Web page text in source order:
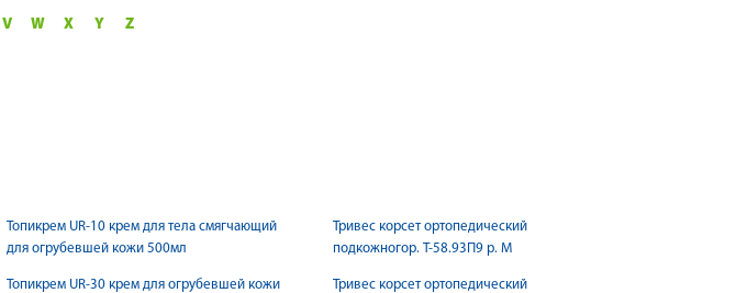
V W X Y Z
Топикрем UR-10 крем для тела смягчающий
для огрубевшей кожи 500мл
Топикрем UR-30 крем для огрубевшей кожи
Тривес корсет ортопедический
подкожногор. Т-58.93П9 р. М
Тривес корсет ортопедический